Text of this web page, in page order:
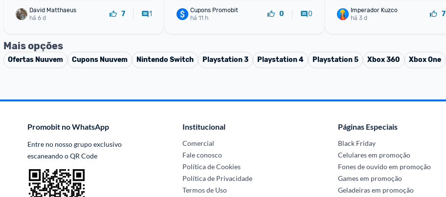
há 6 d
7 1
Cupons Promobit
há 11 h
0 0
Imperador Kuzco
há 3 d
7
Mais opções
Ofertas Nuuvem Cupons Nuuvem Nintendo Switch Playstation 3 Playstation 4 Playstation 5 Xbox 360 Xbox One
Promobit no WhatsApp
Entre no nosso grupo exclusivo
escaneando o QR Code
Institucional
Comercial
Fale conosco
Política de Cookies
Política de Privacidade
Termos de Uso
Páginas Especiais
Black Friday
Celulares em promoção
Fones de ouvido em promoção
Games em promoção
Geladeiras em promoção